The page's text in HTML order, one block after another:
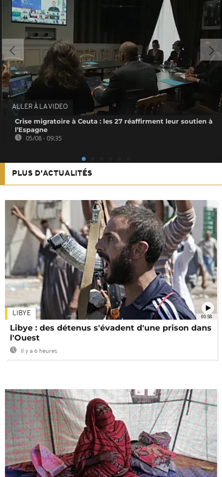
ALLER À LA VIDEO
Crise migratoire à Ceuta : les 27 réaffirment leur soutien à
l’Espagne
05/08 - 09:35
PLUS D'ACTUALITÉS
00:58
LIBYE
Libye : des détenus s'évadent d'une prison dans
l'Ouest
Il y a 6 heures